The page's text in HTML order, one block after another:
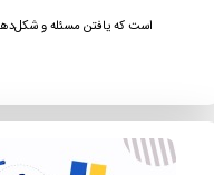
است که یافتن مسئله و